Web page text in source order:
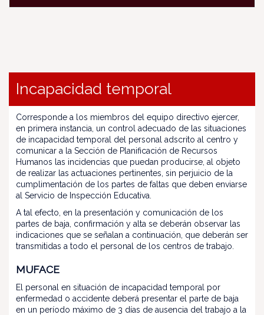
Incapacidad temporal
Corresponde a los miembros del equipo directivo ejercer,
en primera instancia, un control adecuado de las situaciones
de incapacidad temporal del personal adscrito al centro y
comunicar a la Sección de Planificación de Recursos
Humanos las incidencias que puedan producirse, al objeto
de realizar las actuaciones pertinentes, sin perjuicio de la
cumplimentación de los partes de faltas que deben enviarse
al Servicio de Inspección Educativa.
A tal efecto, en la presentación y comunicación de los
partes de baja, confirmación y alta se deberán observar las
indicaciones que se señalan a continuación, que deberán ser
transmitidas a todo el personal de los centros de trabajo.
MUFACE
El personal en situación de incapacidad temporal por
enfermedad o accidente deberá presentar el parte de baja
en un período máximo de 3 días de ausencia del trabajo a la